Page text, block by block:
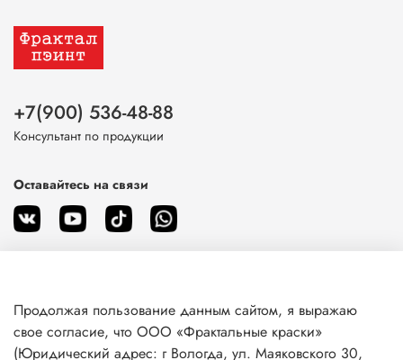
О магазине
+7(900) 536-48-88
Консультант по продукции
Оставайтесь на связи
Продолжая пользование данным сайтом, я выражаю
свое согласие, что ООО «Фрактальные краски»
(Юридический адрес: г Вологда, ул. Маяковского 30,